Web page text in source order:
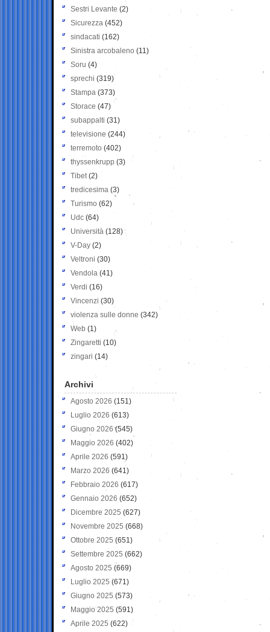
Sestri Levante (2)
Sicurezza (452)
sindacati (162)
Sinistra arcobaleno (11)
Soru (4)
sprechi (319)
Stampa (373)
Storace (47)
subappalti (31)
televisione(244)
terremoto (402)
thyssenkrupp (3)
Tibet(2)
tredicesima (3)
Turismo (62)
Udc (64)
Università (128)
V-Day (2)
Veltroni (30)
Vendola (41)
Verdi (16)
Vincenzi (30)
violenza sulle donne (342)
Web (1)
Zingaretti (10)
zingari (14)
Archivi
Agosto 2026 (151)
Luglio 2026 (613)
Giugno 2026 (545)
Maggio 2026 (402)
Aprile 2026 (591)
Marzo 2026 (641)
Febbraio 2026 (617)
Gennaio 2026 (652)
Dicembre 2025 (627)
Novembre 2025 (668)
Ottobre 2025 (651)
Settembre 2025 (662)
Agosto 2025 (669)
Luglio 2025 (671)
Giugno 2025 (573)
Maggio 2025 (591)
Aprile 2025 (622)